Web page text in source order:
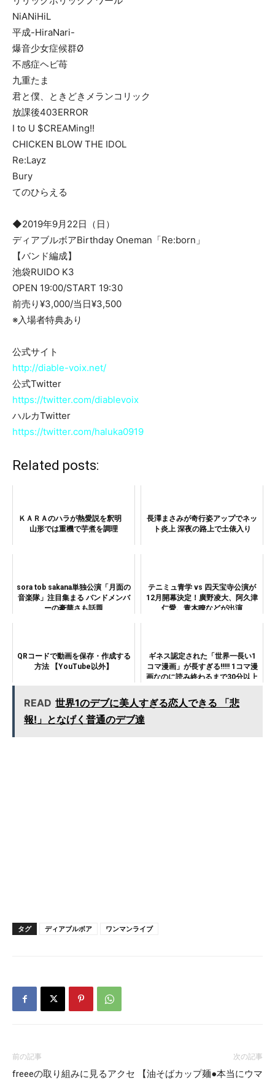
NiANiHiL
平成-HiraNari-
爆音少女症候群Ø
不感症ヘビ苺
九重たま
君と僕、ときどきメランコリック
放課後403ERROR
I to U $CREAMing!!
CHICKEN BLOW THE IDOL
Re:Layz
Bury
てのひらえる
◆2019年9月22日（日）
ディアブルボアBirthday Oneman「Re:born」
【バンド編成】
池袋RUIDO K3
OPEN 19:00/START 19:30
前売り¥3,000/当日¥3,500
※入場者特典あり
公式サイト
http://diable-voix.net/
公式Twitter
https://twitter.com/diablevoix
ハルカTwitter
https://twitter.com/haluka0919
Related posts:
ＫＡＲＡのハラが熱愛説を釈明
山形では重機で芋煮を調理
長澤まさみが奇行姿アップでネッ
ト炎上 深夜の路上で土俵入り
sora tob sakana単独公演「月面の
音楽隊」注目集まる バンドメンバ
ーの豪華さも話題
テニミュ青学 vs 四天宝寺公演が
12月開幕決定！廣野凌大、阿久津
仁愛、青木瞭などが出演
QRコードで動画を保存・作成する
方法 【YouTube以外】
ギネス認定された「世界一長い1
コマ漫画」が長すぎる!!!!! 1コマ漫
画なのに読み終わるまで30分以上
READ 世界1のデブに美人すぎる恋人できる 「悲
報!」となげく普通のデブ達
タグ ディアブルボア ワンマンライブ
前の記事
freeeの取り組みに見るアクセ
次の記事
【油そばカップ麺●本当にウマ